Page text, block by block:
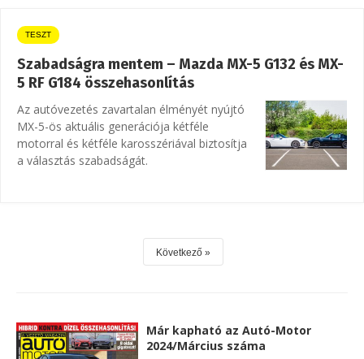
TESZT
Szabadságra mentem – Mazda MX-5 G132 és MX-
5 RF G184 összehasonlítás
Az autóvezetés zavartalan élményét nyújtó
MX-5-ös aktuális generációja kétféle
motorral és kétféle karosszériával biztosítja
a választás szabadságát.
Következő
Már kapható az Autó-Motor
2024/Március száma